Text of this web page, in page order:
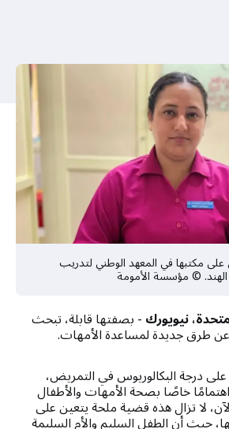
مكتبها في المعهد الوطني لتدريب
الهند. © مؤسسة الأمومة
نيويورك- بصفتها قابلة، تبحث
طرق جديدة لمساعدة الأمهات.
درجة البكالوريوس في التمريض،
خاصًا بصحة الأمهات والأطفال
لا تزال هذه قضية ملحة يتعين على